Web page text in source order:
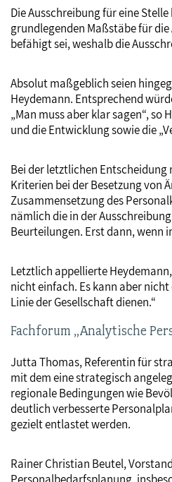
Die Ausschreibung für eine
grundlegenden Maßstäbe für
befähigt sei, weshalb die
Absolut maßgeblich seien
Heydemann. Entsprechend
„Man muss aber klar sagen“,
und die Entwicklung sowie die
Bei der letztlichen Entscheidung
Kriterien bei der Besetzung von
Zusammensetzung des
nämlich die in der
Beurteilungen. Erst dann, wenn
Letztlich appellierte
nicht einfach. Es kann aber
Linie der Gesellschaft dienen.“
Fachforum „Analytische
Jutta Thomas, Referentin für
mit dem eine strategisch
regionale Bedingungen wie
deutlich verbesserte
gezielt entlastet werden.
Rainer Christian Beutel,